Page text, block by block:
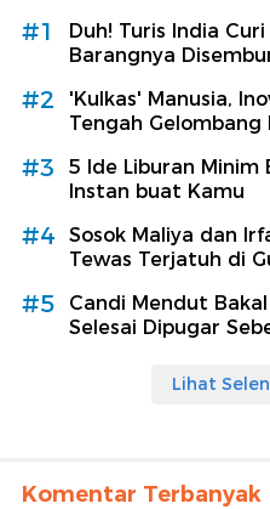
#1
Duh! Turis India
Barangnya
#2
'Kulkas' Manusia,
Tengah Gelombang
#3
5 Ide Liburan Minim
Instan buat Kamu
#4
Sosok Maliya dan
Tewas Terjatuh di
#5
Candi Mendut
Selesai Dipugar
Lihat
Komentar Terbanyak